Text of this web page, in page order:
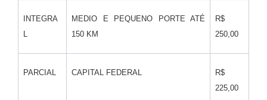
INTEGRA
MEDIO E PEQUENO PORTE ATÉ
150 KM
R$
250,00
PARCIAL CAPITAL FEDERAL
R$
225,00